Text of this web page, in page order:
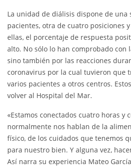
La unidad de diálisis dispone de una
pacientes, otra de cuatro posiciones
ellas, el porcentaje de respuesta
alto. No sólo lo han comprobado con
sino también por las reacciones
coronavirus por la cual tuvieron que
varios pacientes a otros centros.
volver al Hospital del Mar.
«Estamos conectados cuatro horas y
normalmente nos hablan de la
físico, de los cuidados que tenemos
para nuestro bien. Y alguna vez,
Así narra su experiencia Mateo